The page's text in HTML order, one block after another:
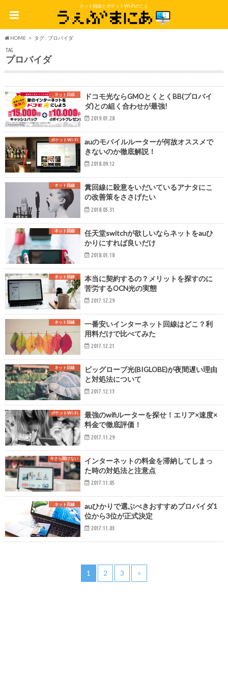
ネット回線とポケットWi-Fiのこと
HOME タグ : プロバイダ
TAG
プロバイダ
ネット回線
ドコモ光ならGMOとくとくBB(プロバイ
ダ)との組く合わせが最強!
2019.01.28
ポケットWi-Fi
auのモバイルルーターが何故オススメで
きないのか徹底解説！
2018.09.12
ネット回線
糞回線に殺意をいだいているアナタにこ
の改善策をささげたい
2018.05.31
ネット回線
任天堂switchが欲しいならネットをauひ
かりにすれば良いだけ
2018.01.18
ネット回線
本当に契約するの？メリットを探すのに
苦労するOCN光の実態
2017.12.29
ネット回線
一番安いインターネット回線はどこ？利
用料だけで比べてみた
2017.12.21
ネット回線
ビッグローブ光(BIGLOBE)が夜間遅い理由
と対処法について
2017.12.13
ポケットWi-Fi
最強のwifiルーターを探せ！エリア×速度×
料金で徹底評価！
2017.11.29
今さら聞けない
インターネットの料金を滞納してしまっ
た時の対処法と注意点
2017.11.05
ネット回線
auひかりで選ぶべきおすすめプロバイダ1
位から3位が正式決定
2017.11.03
1 2 3 >